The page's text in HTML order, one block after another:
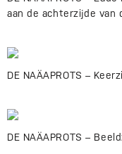
aan de achterzijde van
DE NAÄAPROTS –
DE NAÄAPROTS –